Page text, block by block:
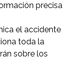
precisa
el accidente
toda la
sobre los